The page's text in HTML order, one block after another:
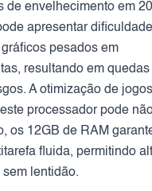
de envelhecimento em
apresentar
pesados em
resultando em quedas
A otimização de
processador pode
os 12GB de RAM
fluida, permitindo
lentidão.